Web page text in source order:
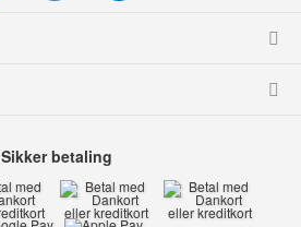
Sikker betaling